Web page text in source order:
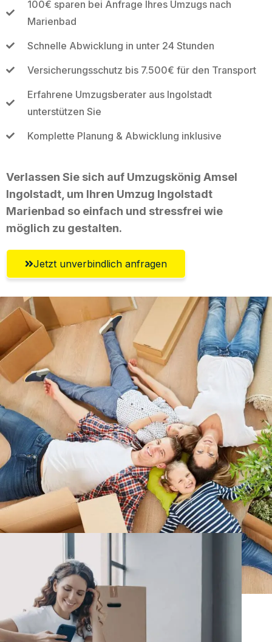
100€ sparen bei Anfrage Ihres Umzugs nach
Marienbad
Schnelle Abwicklung in unter 24 Stunden
Versicherungsschutz bis 7.500€ für den Transport
Erfahrene Umzugsberater aus Ingolstadt
unterstützen Sie
Komplette Planung & Abwicklung inklusive
Verlassen Sie sich auf Umzugskönig Amsel
Ingolstadt, um Ihren Umzug Ingolstadt
Marienbad so einfach und stressfrei wie
möglich zu gestalten.
Jetzt unverbindlich anfragen